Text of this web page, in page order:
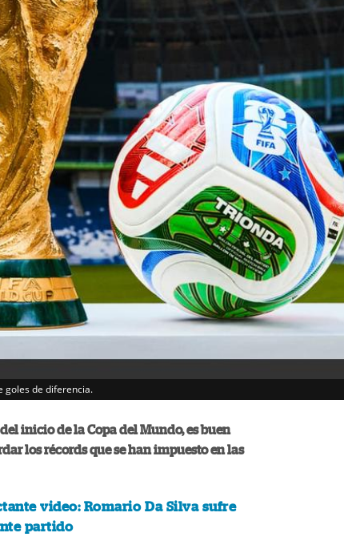
goles de diferencia.
inicio de la Copa del Mundo, es buen
los récords que se han impuesto en las
video: Romario Da Silva sufre
partido